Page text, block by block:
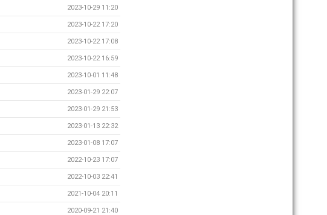
2023-10-29 11:20
2023-10-22 17:20
2023-10-22 17:08
2023-10-22 16:59
2023-10-01 11:48
2023-01-29 22:07
2023-01-29 21:53
2023-01-13 22:32
2023-01-08 17:07
2022-10-23 17:07
2022-10-03 22:41
2021-10-04 20:11
2020-09-21 21:40